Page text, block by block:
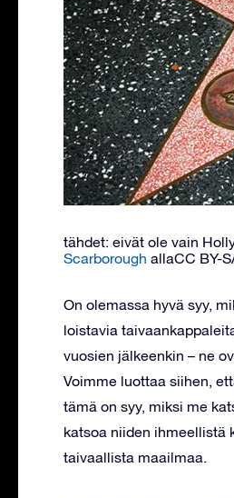
tähdet: eivät ole vain
Scarborough allaCC BY-
On olemassa hyvä syy,
loistavia
vuosien jälkeenkin – ne
Voimme luottaa siihen,
tämä on syy, miksi me
katsoa niiden ihmeellistä
taivaallista maailmaa.